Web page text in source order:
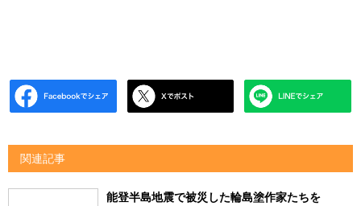
関連記事
能登半島地震で被災した輪島塗作家たちを